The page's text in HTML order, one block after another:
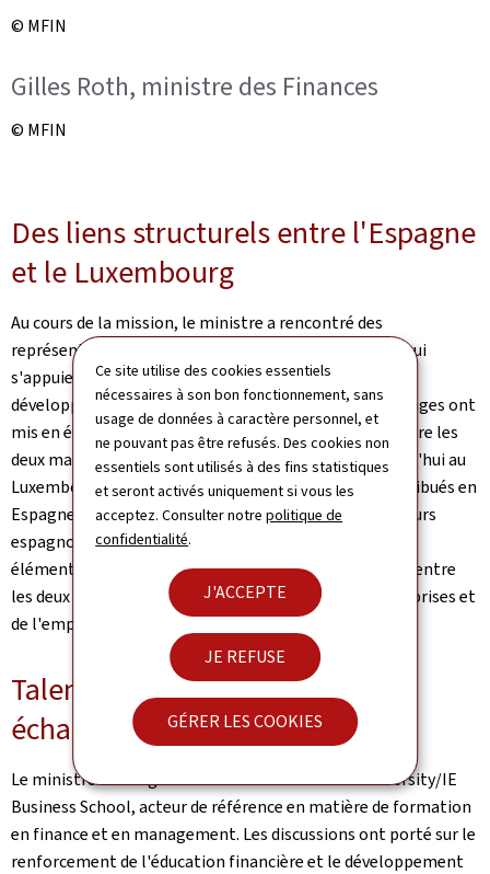
Ce site utilise des cookies essentiels
nécessaires à son bon fonctionnement, sans
usage de données à caractère personnel, et
ne pouvant pas être refusés. Des cookies non
essentiels sont utilisés à des fins statistiques
et seront activés uniquement si vous les
acceptez. Consulter notrepolitique de
confidentialité.
J'ACCEPTE
JE REFUSE
GÉRER LES COOKIES
© MFIN
Gilles Roth, ministre des Finances
© MFIN
Des liens structurels entre l'Espagne
et le Luxembourg
Au cours de la mission, le ministre a rencontré des
représentants d'institutions financières espagnoles qui
s'appuient sur la plateforme luxembourgeoise pour
développer leurs activités transfrontalières. Ces échanges ont
mis en évidence la profondeur des interconnexions entre les
deux marchés: six banques espagnoles opèrent aujourd'hui au
Luxembourg, 72% du volume des fonds étrangers distribués en
Espagne sont des fonds luxembourgeois et 33 émetteurs
espagnols sont cotés à la Bourse de Luxembourg. Ces
éléments confirment l'existence d'un pont structurel entre
les deux places, au bénéfice des épargnants, des entreprises et
de l'emploi.
Talents et éducation financière:
échanges avec IE University
Le ministre s'est également entretenu avec IE University/IE
Business School, acteur de référence en matière de formation
en finance et en management. Les discussions ont porté sur le
renforcement de l'éducation financière et le développement